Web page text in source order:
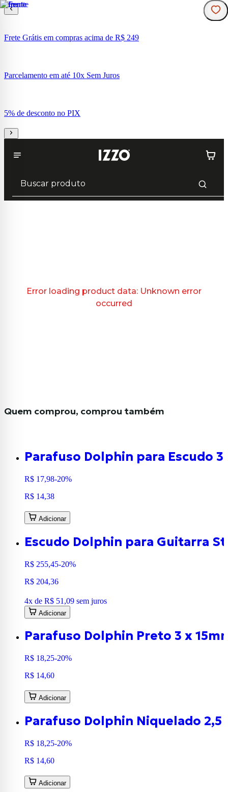
Frete Grátis em compras acima de R$ 249
Parcelamento em até 10x Sem Juros
5% de desconto no PIX
Error loading product data: Unknown error
occurred
Quem comprou, comprou também
Parafuso Dolphin para Escudo
R$ 17,98-20%
R$ 14,38
Adicionar
Escudo Dolphin para Guitarra
R$ 255,45-20%
R$ 204,36
4x de R$ 51,09 sem juros
Adicionar
Parafuso Dolphin Preto 3 x
R$ 18,25-20%
R$ 14,60
Adicionar
Parafuso Dolphin Niquelado 2,5
R$ 18,25-20%
R$ 14,60
Adicionar